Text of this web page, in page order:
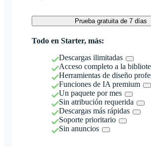
Prueba gratuita de 7 días
Todo en Starter, más:
Descargas ilimitadas
Acceso completo a la
Herramientas de diseño
Funciones de IA premium
Un paquete por mes
Sin atribución requerida
Descargas más rápidas
Soporte prioritario
Sin anuncios